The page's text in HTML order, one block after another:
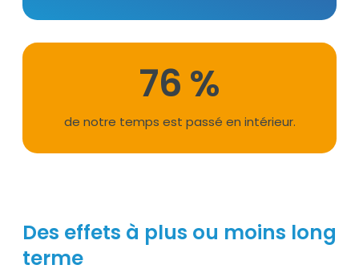
79 Suffixe
%
Textede notre temps est passé en intérieur.
Des effets à plus ou moins long
terme